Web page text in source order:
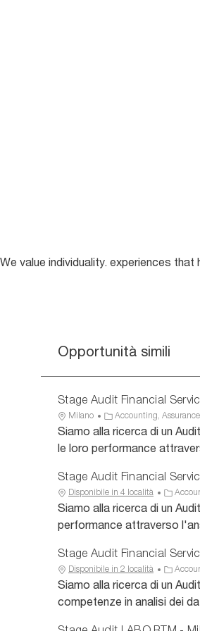
We value individuality. experiences
Opportunità simili
Stage Audit Financial
U
b
i
a
o
n
Milano
C
a
r
i
a
Accounting,
Siamo alla ricerca di un
le loro performance
Stage Audit Financial
Disponibile in 4 località
C
a
g
r
i
a
Siamo alla ricerca di un
performance attraverso
Stage Audit Financial
Disponibile in 2 località
C
a
t
g
Siamo alla ricerca di un
competenze in analisi dei